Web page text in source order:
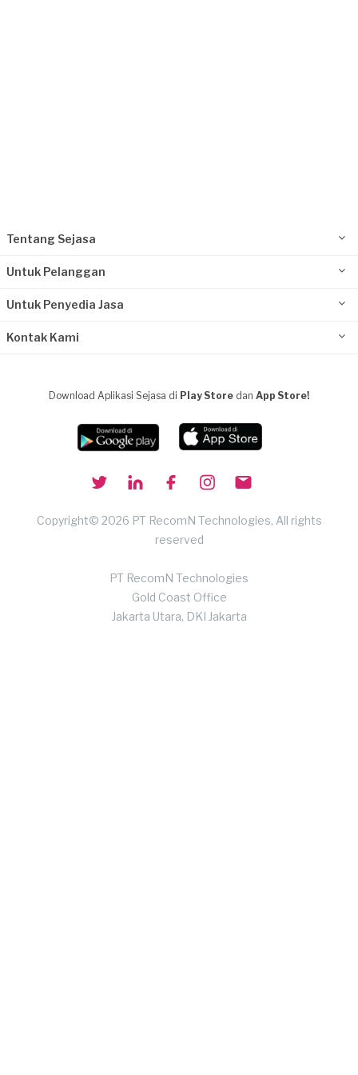
Tentang Sejasa
Untuk Pelanggan
Untuk Penyedia Jasa
Kontak Kami
Download Aplikasi Sejasa di Play Store dan App Store!
Copyright© 2026 PT RecomN Technologies, All rights
reserved
PT RecomN Technologies
Gold Coast Office
Jakarta Utara, DKI Jakarta